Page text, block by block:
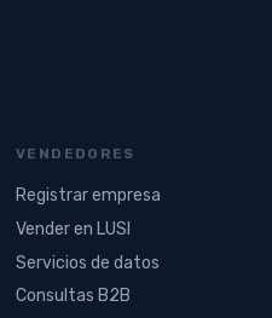
VENDEDORES
Registrar empresa
Vender en LUSI
Servicios de datos
Consultas B2B